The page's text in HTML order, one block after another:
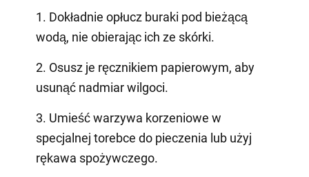
1. Dokładnie opłucz buraki pod bieżącą
wodą, nie obierając ich ze skórki.
2. Osusz je ręcznikiem papierowym, aby
usunąć nadmiar wilgoci.
3. Umieść warzywa korzeniowe w
specjalnej torebce do pieczenia lub użyj
rękawa spożywczego.